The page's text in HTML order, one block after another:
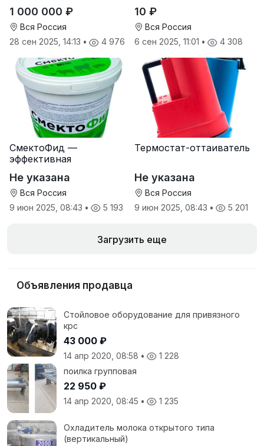
1 000 000 ₽
Вся Россия
28 сен 2025, 14:13 • 4 976
10 ₽
Вся Россия
6 сен 2025, 11:01 • 4 308
СмектоФид —
эффективная
антидиарейная
кормовая добавка для
телят
Не указана
Вся Россия
9 июн 2025, 08:43 • 5 193
Термостат-оттаиватель
Не указана
Вся Россия
9 июн 2025, 08:43 • 5 201
Загрузить еще
Объявления продавца
Стойловое оборудование для привязного
крс
43 000 ₽
14 апр 2020, 08:58 •
1 228
поилка групповая
22 950 ₽
14 апр 2020, 08:45 • 1 235
Охладитель молока открытого типа
(вертикальный)